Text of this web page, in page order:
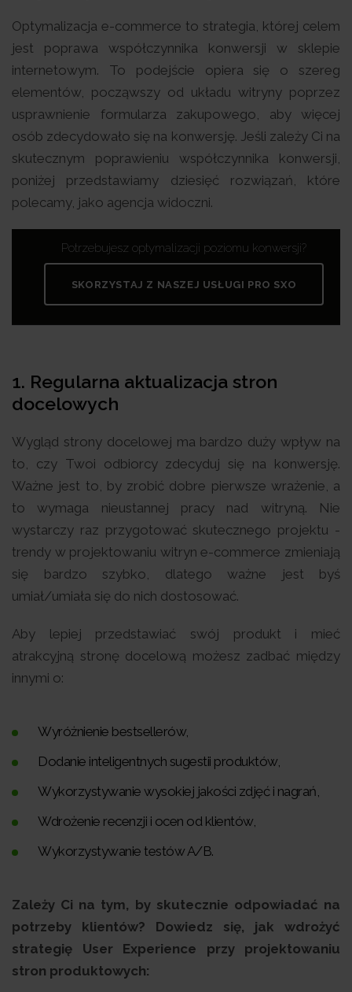
Optymalizacja e-commerce to strategia, której celem
jest poprawa współczynnika konwersji w sklepie
internetowym. To podejście opiera się o szereg
elementów, począwszy od układu witryny poprzez
usprawnienie formularza zakupowego, aby więcej
osób zdecydowało się na konwersję. Jeśli zależy Ci na
skutecznym poprawieniu współczynnika konwersji,
poniżej przedstawiamy dziesięć rozwiązań, które
polecamy, jako agencja widoczni.
Potrzebujesz optymalizacji poziomu konwersji?
SKORZYSTAJ Z NASZEJ USŁUGI PRO SXO
1. Regularna aktualizacja stron
docelowych
Wygląd strony docelowej ma bardzo duży wpływ na
to, czy Twoi odbiorcy zdecyduj się na konwersję.
Ważne jest to, by zrobić dobre pierwsze wrażenie, a
to wymaga nieustannej pracy nad witryną. Nie
wystarczy raz przygotować skutecznego projektu -
trendy w projektowaniu witryn e-commerce zmieniają
się bardzo szybko, dlatego ważne jest byś
umiał/umiała się do nich dostosować.
Aby lepiej przedstawiać swój produkt i mieć
atrakcyjną stronę docelową możesz zadbać między
innymi o:
Wyróżnienie bestsellerów,
Dodanie inteligentnych sugestii produktów,
Wykorzystywanie wysokiej jakości zdjęć i nagrań,
Wdrożenie recenzji i ocen od klientów,
Wykorzystywanie testów A/B.
Zależy Ci na tym, by skutecznie odpowiadać na
potrzeby klientów? Dowiedz się, jak wdrożyć
strategię User Experience przy projektowaniu
stron produktowych: